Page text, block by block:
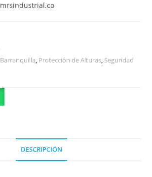
Barranquilla, Protección de Alturas, Seguridad
DESCRIPCIÓN